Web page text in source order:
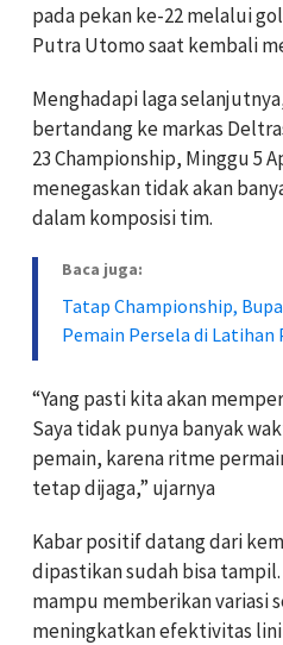
pada pekan ke-22 melalui
Putra Utomo saat kembali
Menghadapi laga
bertandang ke markas
23 Championship, Minggu 5
menegaskan tidak akan
dalam komposisi tim.
Baca juga:
Tatap Championship,
Pemain Persela di Latihan
“Yang pasti kita akan
Saya tidak punya banyak
pemain, karena ritme
tetap dijaga,” ujarnya
Kabar positif datang dari
dipastikan sudah bisa
mampu memberikan variasi
meningkatkan efektivitas lini